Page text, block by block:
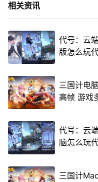
相关资讯
代号：云
版怎么玩
三国计电
高帧 游戏
代号：云
脑怎么玩
三国计